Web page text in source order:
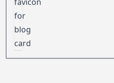
い、その存在を確信する。しかし